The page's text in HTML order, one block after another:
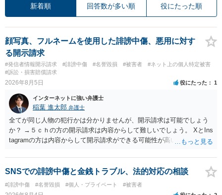
新着順 回答数が多い順 役にたった順
顔写真、フルネームを使用した誹謗中傷、悪用に対す
る開示請求
#発信者情報開示請求 #誹謗中傷 #名誉毀損 #被害者
#ネット上の個人特定被害
#訴訟・損害賠償請求
2026年8月5日 役にたった 1
インターネットに強い弁護士
稲葉 進太郎 弁護士
全てが同じ人物の犯行かは分かりませんが、開示請求は可能でしょう
か？ →５ｃｈの方の開示請求は内容からして難しいでしょう。 XとIns
tagramの方は内容からして開示請求ができる可能性が高いでしょう。
いでしょう。７月中にアカウントが削除されている場合、今から進め
ても失敗する可能性が高いように思われます。 相手を特定できた場
合、相手に全ての弁護士費用を負担させることは可能でしょうか？ →
訴訟外の交渉で相手方が認めれば負担させることができるでしょう。
SNSでの誹謗中傷と金銭トラブル、法的対応の相談
#誹謗中傷 #名誉毀損 #個人・プライベート #被害者